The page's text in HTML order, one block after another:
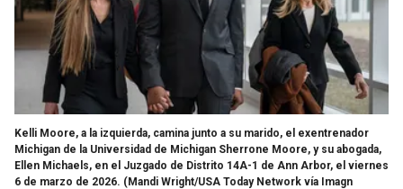
Kelli Moore, a la izquierda, camina junto a su marido, el exentrenador
Michigan de la Universidad de Michigan Sherrone Moore, y su abogada,
Ellen Michaels, en el Juzgado de Distrito 14A-1 de Ann Arbor, el viernes
6 de marzo de 2026. (Mandi Wright/USA Today Network vía Imagn